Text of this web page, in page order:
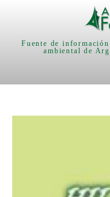
Fuente de
ambiental de